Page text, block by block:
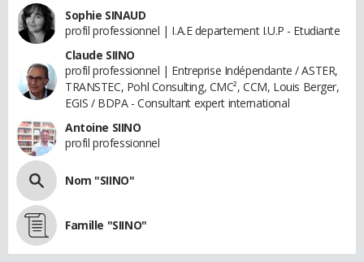
Sophie SINAUD
profil professionnel | I.A.E departement I.U.P - Etudiante
Claude SIINO
profil professionnel | Entreprise Indépendante / ASTER,
TRANSTEC, Pohl Consulting, CMC², CCM, Louis Berger,
EGIS / BDPA - Consultant expert international
Antoine SIINO
profil professionnel
Nom "SIINO"
Famille "SIINO"